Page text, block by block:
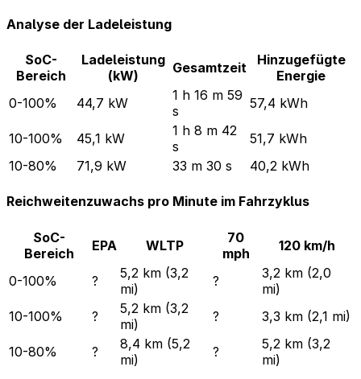
Analyse der Ladeleistung
SoC-
Bereich
Ladeleistung
(kW)
Gesamtzeit
Hinzugefügte
Energie
0-100%
44,7 kW
1 h 16 m 59
s
57,4 kWh
10-100% 45,1 kW
1 h 8 m 42
s
51,7 kWh
10-80%
71,9 kW 33 m 30 s 40,2 kWh
Reichweitenzuwachs pro Minute im Fahrzyklus
SoC-
Bereich
EPA WLTP
70
mph
120 km/h
0-100% ?
5,2 km (3,2
mi)
?
3,2 km (2,0
mi)
10-100%
?
5,2 km (3,2
mi)
? 3,3 km (2,1 mi)
10-80% ?
8,4 km (5,2
mi)
?
5,2 km (3,2
mi)